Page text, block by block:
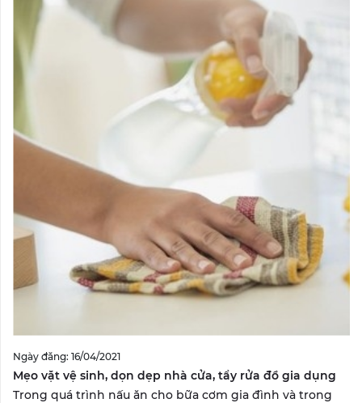
Ngày đăng: 16/04/2021
Mẹo vặt vệ sinh, dọn dẹp nhà cửa, tẩy rửa đồ gia dụng
Trong quá trình nấu ăn cho bữa cơm gia đình và trong